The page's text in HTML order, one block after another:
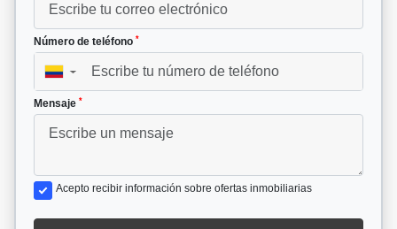
Número de teléfono *
▼
Mensaje *
Acepto recibir información sobre ofertas inmobiliarias